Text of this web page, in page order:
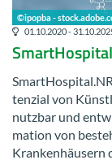
©ipop­ba -
01.10.2020 -
ten­zi­al von
nutz­bar und
ma­ti­on von
Kran­ken­häu­sern